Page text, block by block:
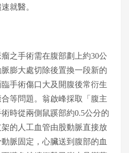
就醫。
之手術需在腹部劃上約30公
膨大處切除後置換一段新的
手術傷口大及開腹後常衍生
等問題。翁啟峰採取「腹主
時從兩側鼠蹊部約0.5公分的
的人工血管由股動脈直接放
脈固定，心臟送到腹部的血